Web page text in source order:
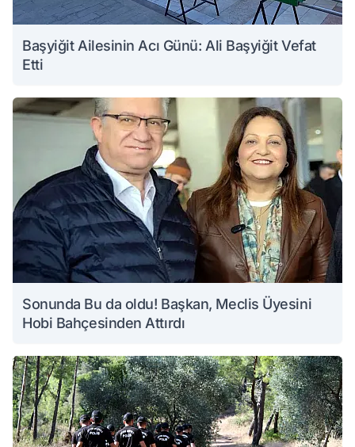
Başyiğit Ailesinin Acı Günü: Ali Başyiğit Vefat
Etti
Sonunda Bu da oldu! Başkan, Meclis Üyesini
Hobi Bahçesinden Attırdı